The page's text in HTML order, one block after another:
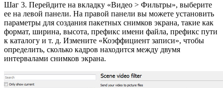
Шаг 3. Перейдите на вкладку «Видео > Фильтры», выберите
ее на левой панели. На правой панели вы можете установить
параметры для создания пакетных снимков экрана, такие как
формат, ширина, высота, префикс имени файла, префикс пути
к каталогу и т. д. Измените «Коэффициент записи», чтобы
определить, сколько кадров находится между двумя
интервалами снимков экрана.